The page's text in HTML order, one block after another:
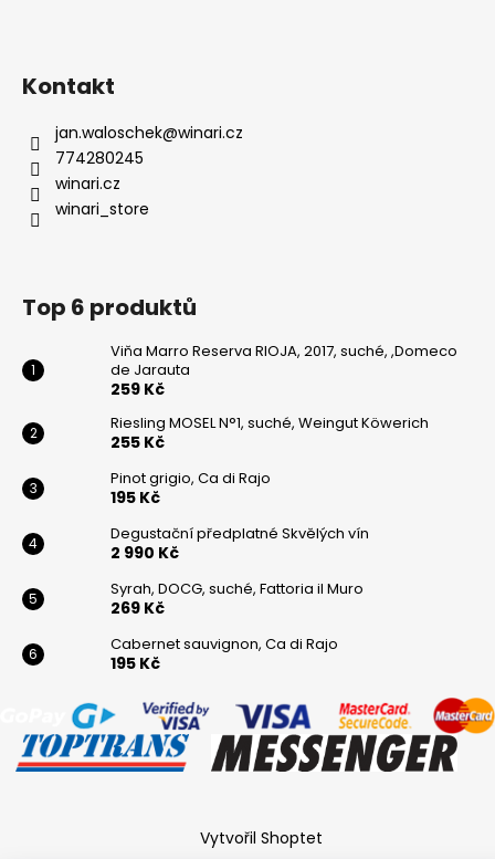
Kontakt
jan.waloschek@winari.cz
774280245
winari.cz
winari_store
Top 6 produktů
Viňa Marro Reserva RIOJA, 2017, suché, ,Domeco
de Jarauta
259 Kč
Riesling MOSEL N°1, suché, Weingut Köwerich
255 Kč
Pinot grigio, Ca di Rajo
195 Kč
Degustační předplatné Skvělých vín
2 990 Kč
Syrah, DOCG, suché, Fattoria il Muro
269 Kč
Cabernet sauvignon, Ca di Rajo
195 Kč
Vytvořil Shoptet